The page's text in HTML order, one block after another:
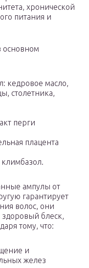
хронической
питания и
основном
кедровое масло,
столетника,
перги
плацента
климбазол.
ампулы от
гарантирует
волос, они
блеск,
тому, что:
и
желез